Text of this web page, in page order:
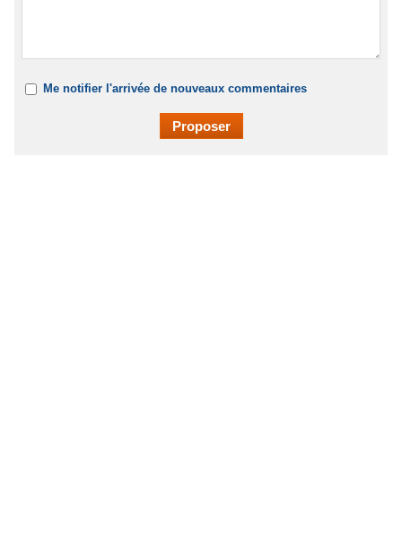
Me notifier l'arrivée de nouveaux commentaires